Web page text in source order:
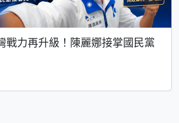
戰力再升級！陳麗娜接掌國民黨